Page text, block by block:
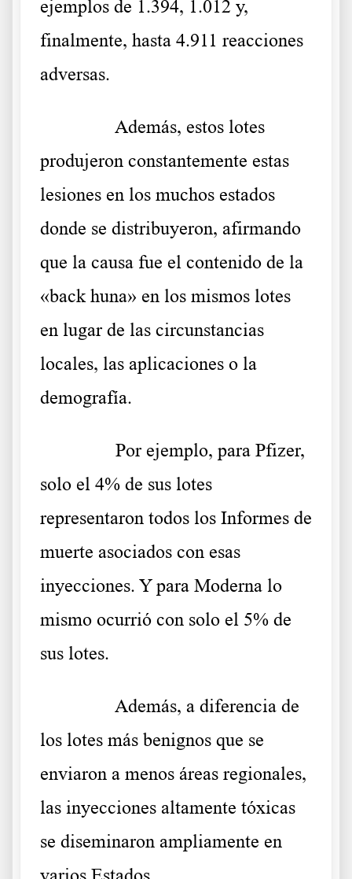
ejemplos de 1.394, 1.012 y,
finalmente, hasta 4.911 reacciones
adversas.
Además, estos lotes
produjeron constantemente estas
lesiones en los muchos estados
donde se distribuyeron, afirmando
que la causa fue el contenido de la
«back huna» en los mismos lotes
en lugar de las circunstancias
locales, las aplicaciones o la
demografía.
Por ejemplo, para Pfizer,
solo el 4% de sus lotes
representaron todos los Informes de
muerte asociados con esas
inyecciones. Y para Moderna lo
mismo ocurrió con solo el 5% de
sus lotes.
Además, a diferencia de
los lotes más benignos que se
enviaron a menos áreas regionales,
las inyecciones altamente tóxicas
se diseminaron ampliamente en